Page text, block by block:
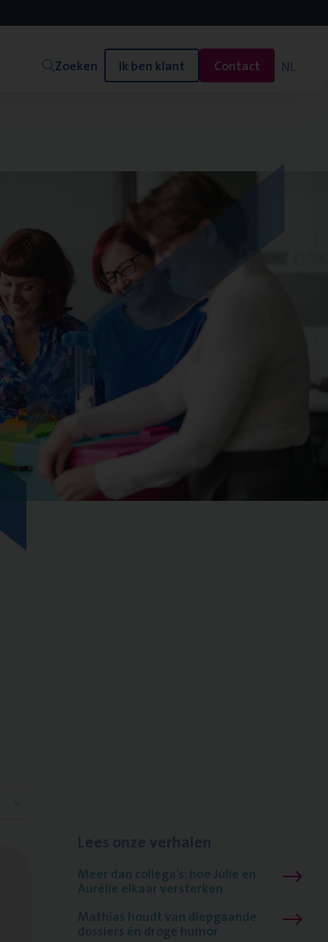
Zoeken Ik ben klant Contact NL
Meer dan collega’s: hoe Julie en
Aurélie elkaar versterken
Mathias houdt van diepgaande
dossiers én droge humor